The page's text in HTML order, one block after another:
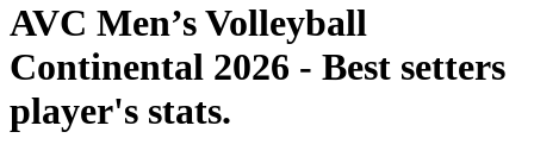
AVC Men’s Volleyball
Continental 2026 - Best setters
player's stats.